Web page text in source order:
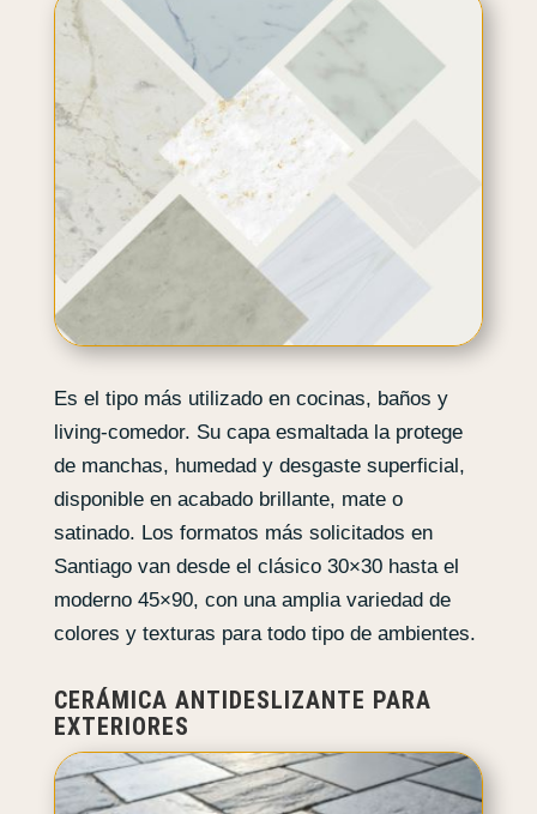
Es el tipo más utilizado en cocinas, baños y
living-comedor. Su capa esmaltada la protege
de manchas, humedad y desgaste superficial,
disponible en acabado brillante, mate o
satinado. Los formatos más solicitados en
Santiago van desde el clásico 30×30 hasta el
moderno 45×90, con una amplia variedad de
colores y texturas para todo tipo de ambientes.
CERÁMICA ANTIDESLIZANTE PARA
EXTERIORES